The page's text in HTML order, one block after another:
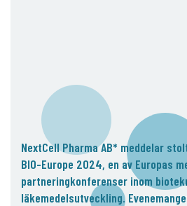
NextCell Pharma AB* meddelar
BIO-Europe 2024, en av Europas
partneringkonferenser inom
läkemedelsutveckling.